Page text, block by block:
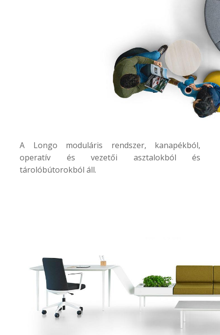
A Longo moduláris rendszer, kanapékból,
operatív és vezetői asztalokból és
tárolóbútorokból áll.